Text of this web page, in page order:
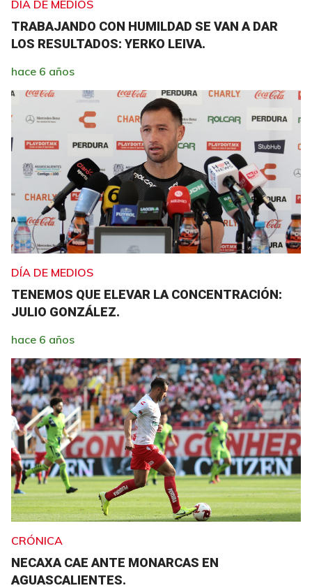
DÍA DE MEDIOS
TRABAJANDO CON HUMILDAD SE VAN A DAR
LOS RESULTADOS: YERKO LEIVA.
hace 6 años
DÍA DE MEDIOS
TENEMOS QUE ELEVAR LA CONCENTRACIÓN:
JULIO GONZÁLEZ.
hace 6 años
CRÓNICA
NECAXA CAE ANTE MONARCAS EN
AGUASCALIENTES.